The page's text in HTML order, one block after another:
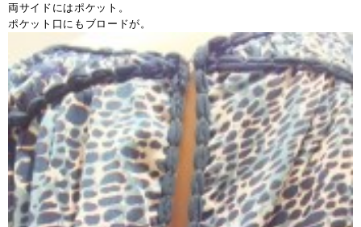
両サイドにはポケット。
ポケット口にもブロードが。